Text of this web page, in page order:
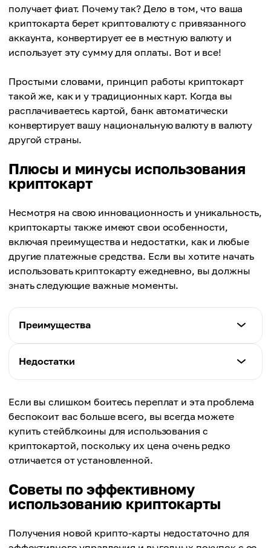
получает фиат. Почему так? Дело в том, что ваша
криптокарта берет криптовалюту с привязанного
аккаунта, конвертирует ее в местную валюту и
использует эту сумму для оплаты. Вот и все!
Простыми словами, принцип работы криптокарт
такой же, как и у традиционных карт. Когда вы
расплачиваетесь картой, банк автоматически
конвертирует вашу национальную валюту в валюту
другой страны.
Плюсы и минусы использования
криптокарт
Несмотря на свою инновационность и уникальность,
криптокарты также имеют свои особенности,
включая преимущества и недостатки, как и любые
другие платежные средства. Если вы хотите начать
использовать криптокарту ежедневно, вы должны
знать следующие важные моменты.
Преимущества
Характеристики
борются за клиентов, они создают
привлекательные условия для использования
своих карт. Многие криптокарты также
предлагают кешбэк и скидки на подписки —
например, Spotify или Netflix. Процент кешбэка
совершении покупок.
2.
который всегда будет под рукой везде: в
Недостатки
1.
Не все магазины и онлайн-платформы
принимают криптокарты, поэтому пользователи
могут столкнуться с ограничениями при оплате.
2.
транзакции через криптокарту может занимать
около 30 минут. Кроме того, цена монет может
заплатить больше или меньше, чем вы ожидали.
Если вы слишком боитесь переплат и эта проблема
беспокоит вас больше всего, вы всегда можете
купить стейблкоины для использования с
криптокартой, поскольку их цена очень редко
отличается от установленной.
Советы по эффективному
использованию криптокарты
Получения новой крипто-карты недостаточно для